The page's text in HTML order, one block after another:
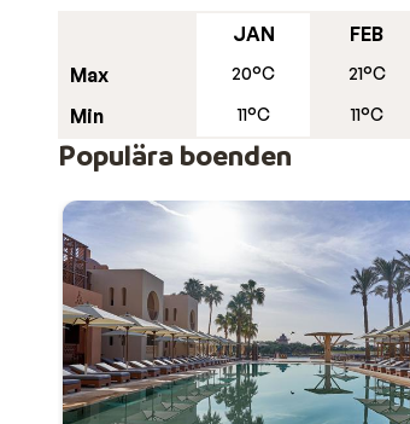
dykcenter som hittas på ett antal
dagsutflykt. Är du golfare kommer du
särskilt på vinterhalvåret, är populär
SPA kan det starkt rekommenderas
av underbara behandlingar.
Restauranger i El Gouna
El Gounas hotell är högklassiga och
dag/kväll ligger de flesta
uteserveringar direkt vid vattnet.
Max
Min
JAN
20°C
11°C
FEB
21°C
11°C
Populära boenden